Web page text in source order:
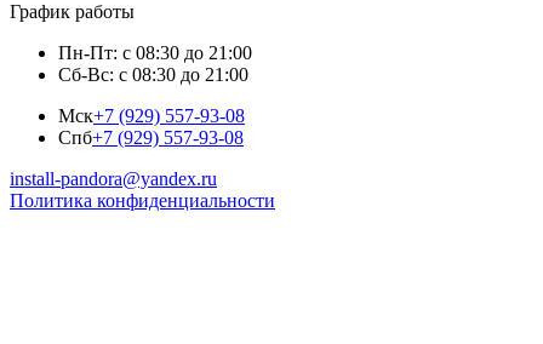
График работы
Пн-Пт: с 08:30 до 21:00
Сб-Вс: с 08:30 до 21:00
Мск+7 (929) 557-93-08
Спб+7 (929) 557-93-08
install-pandora@yandex.ru
Политика конфиденциальности